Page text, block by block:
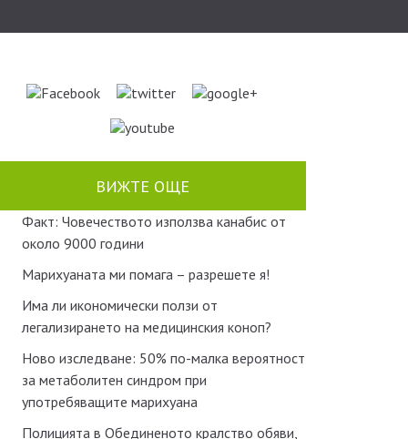
ВИЖТЕ ОЩЕ
Факт: Човечеството използва канабис от
около 9000 години
Марихуаната ми помага – разрешете я!
Има ли икономически ползи от
легализирането на медицинския коноп?
Ново изследване: 50% по-малка вероятност
за метаболитен синдром при
употребяващите марихуана
Полицията в Обединеното кралство обяви,